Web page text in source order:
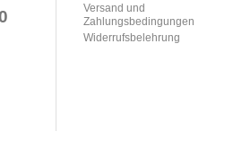
Versand und
Zahlungsbedingungen
Widerrufsbelehrung